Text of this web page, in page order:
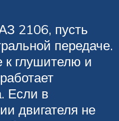
2106, пусть
передаче.
к глушителю и
Если в
двигателя не